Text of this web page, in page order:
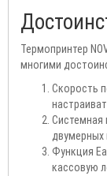
Термопринтер
многими
Скорость
Системная
двумерных
Функция
кассовую